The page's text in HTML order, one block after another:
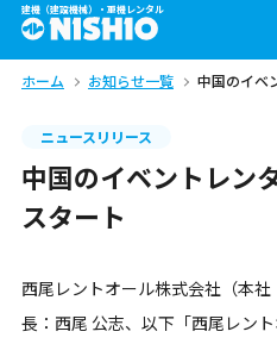
建機（建設機械）・重機レンタル
商品一覧
問合せ依頼リスト
北海道 東北
九州・沖縄（外部）
ホーム お知らせ一覧 中国のイベ
ニュースリリース
中国のイベントレン
スタート
西尾レントオール株式会社（本
長：西尾 公志、以下「西尾レン